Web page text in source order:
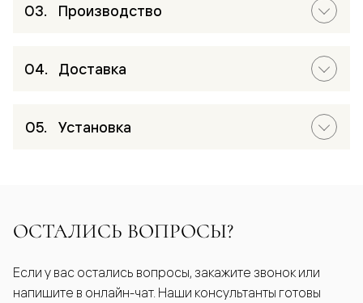
Производство
Доставка
Установка
ОСТАЛИСЬ ВОПРОСЫ?
Если у вас остались вопросы, закажите звонок или
напишите в онлайн-чат. Наши консультанты готовы